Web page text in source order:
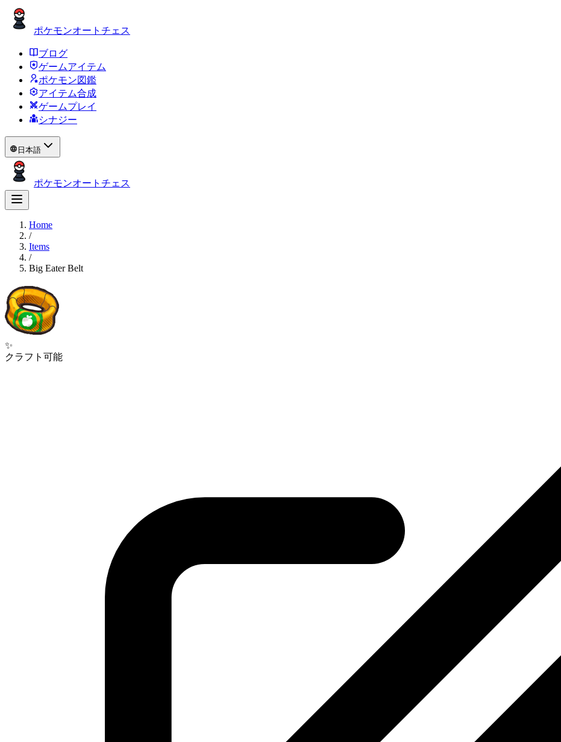
ポケモンオートチェス
ブログ
ゲームアイテム
ポケモン図鑑
アイテム合成
ゲームプレイ
シナジー
日本語
ポケモンオートチェス
Home
/
Items
/
Big Eater Belt
✨
クラフト可能